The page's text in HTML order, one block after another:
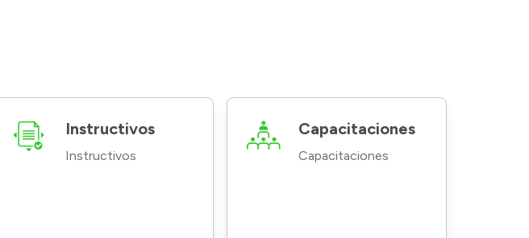
Instructivos
Instructivos
Capacitaciones
Capacitaciones